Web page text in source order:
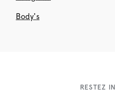
Body's
RESTEZ